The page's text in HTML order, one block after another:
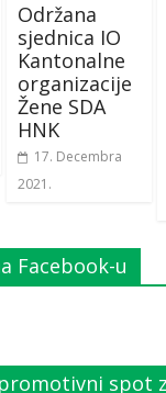
Održana
sjednica IO
Kantonalne
organizacije
Žene SDA
HNK
17. Decembra
2021.
Facebook-u
spot